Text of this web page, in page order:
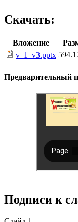
Скачать:
Вложение
v_1_v3.pptx
Предварительный
Подписи к